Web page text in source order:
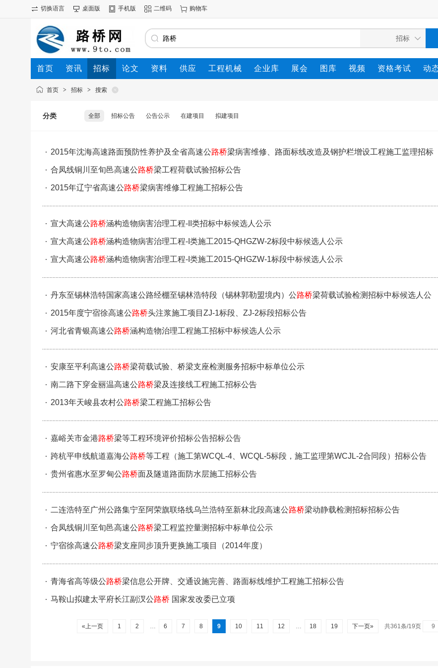
切换语言 桌面版 手机版 二维码 购物车
首页 资讯 招标 论文 资料 供应 工程机械 企业库 展会 图库 视频 资格考试 动
首页 > 招标 > 搜索
分类 全部 招标公告 公告公示 在建项目 拟建项目
2015年沈海高速路面预防性养护及全省高速公路桥梁病害维修、路面标线改造及钢护栏增设工程施工监理招标
招标公告
合凤线铜川至旬邑高速公路桥梁工程荷载试验招标公告
2015年辽宁省高速公路桥梁病害维修工程施工招标公告
宣大高速公路桥涵构造物病害治理工程-II类招标中标候选人公示
宣大高速公路桥涵构造物病害治理工程-I类施工2015-QHGZW-2标段中标候选人公示
宣大高速公路桥涵构造物病害治理工程-I类施工2015-QHGZW-1标段中标候选人公示
丹东至锡林浩特国家高速公路经棚至锡林浩特段（锡林郭勒盟境内）公路桥梁荷载试验检测招标中标候选人公
示
2015年度宁宿徐高速公路桥头注浆施工项目ZJ-1标段、ZJ-2标段招标公告
河北省青银高速公路桥涵构造物治理工程施工招标中标候选人公示
安康至平利高速公路桥梁荷载试验、桥梁支座检测服务招标中标单位公示
南二路下穿金丽温高速公路桥梁及连接线工程施工招标公告
2013年天峻县农村公路桥梁工程施工招标公告
嘉峪关市金港路桥梁等工程环境评价招标公告招标公告
跨杭平申线航道嘉海公路桥等工程（施工第WCQL-4、WCQL-5标段，施工监理第WCJL-2合同段）招标公告
贵州省惠水至罗甸公路桥面及隧道路面防水层施工招标公告
二连浩特至广州公路集宁至阿荣旗联络线乌兰浩特至新林北段高速公路桥梁动静载检测招标招标公告
合凤线铜川至旬邑高速公路桥梁工程监控量测招标中标单位公示
宁宿徐高速公路桥梁支座同步顶升更换施工项目（2014年度）
青海省高等级公路桥梁信息公开牌、交通设施完善、路面标线维护工程施工招标公告
马鞍山拟建太平府长江副汊公路桥 国家发改委已立项
«上一页 1 2 … 6 7 8 9 10 11 12 … 18 19 下一页» 共361条/19页